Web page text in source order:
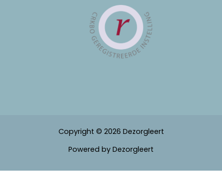
Copyright © 2026 Dezorgleert
Powered by Dezorgleert